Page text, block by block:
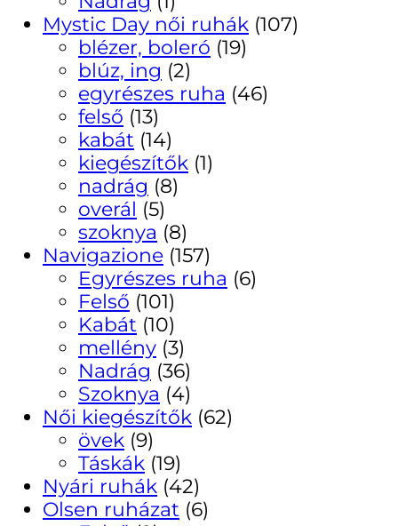
Mystic Day női ruhák (107)
blézer, boleró (19)
blúz, ing (2)
egyrészes ruha (46)
felső (13)
kabát (14)
kiegészítők (1)
nadrág (8)
overál (5)
szoknya (8)
Navigazione (157)
Egyrészes ruha (6)
Felső (101)
Kabát (10)
mellény (3)
Nadrág (36)
Szoknya (4)
Női kiegészítők (62)
övek (9)
Táskák (19)
Nyári ruhák (42)
Olsen ruházat (6)